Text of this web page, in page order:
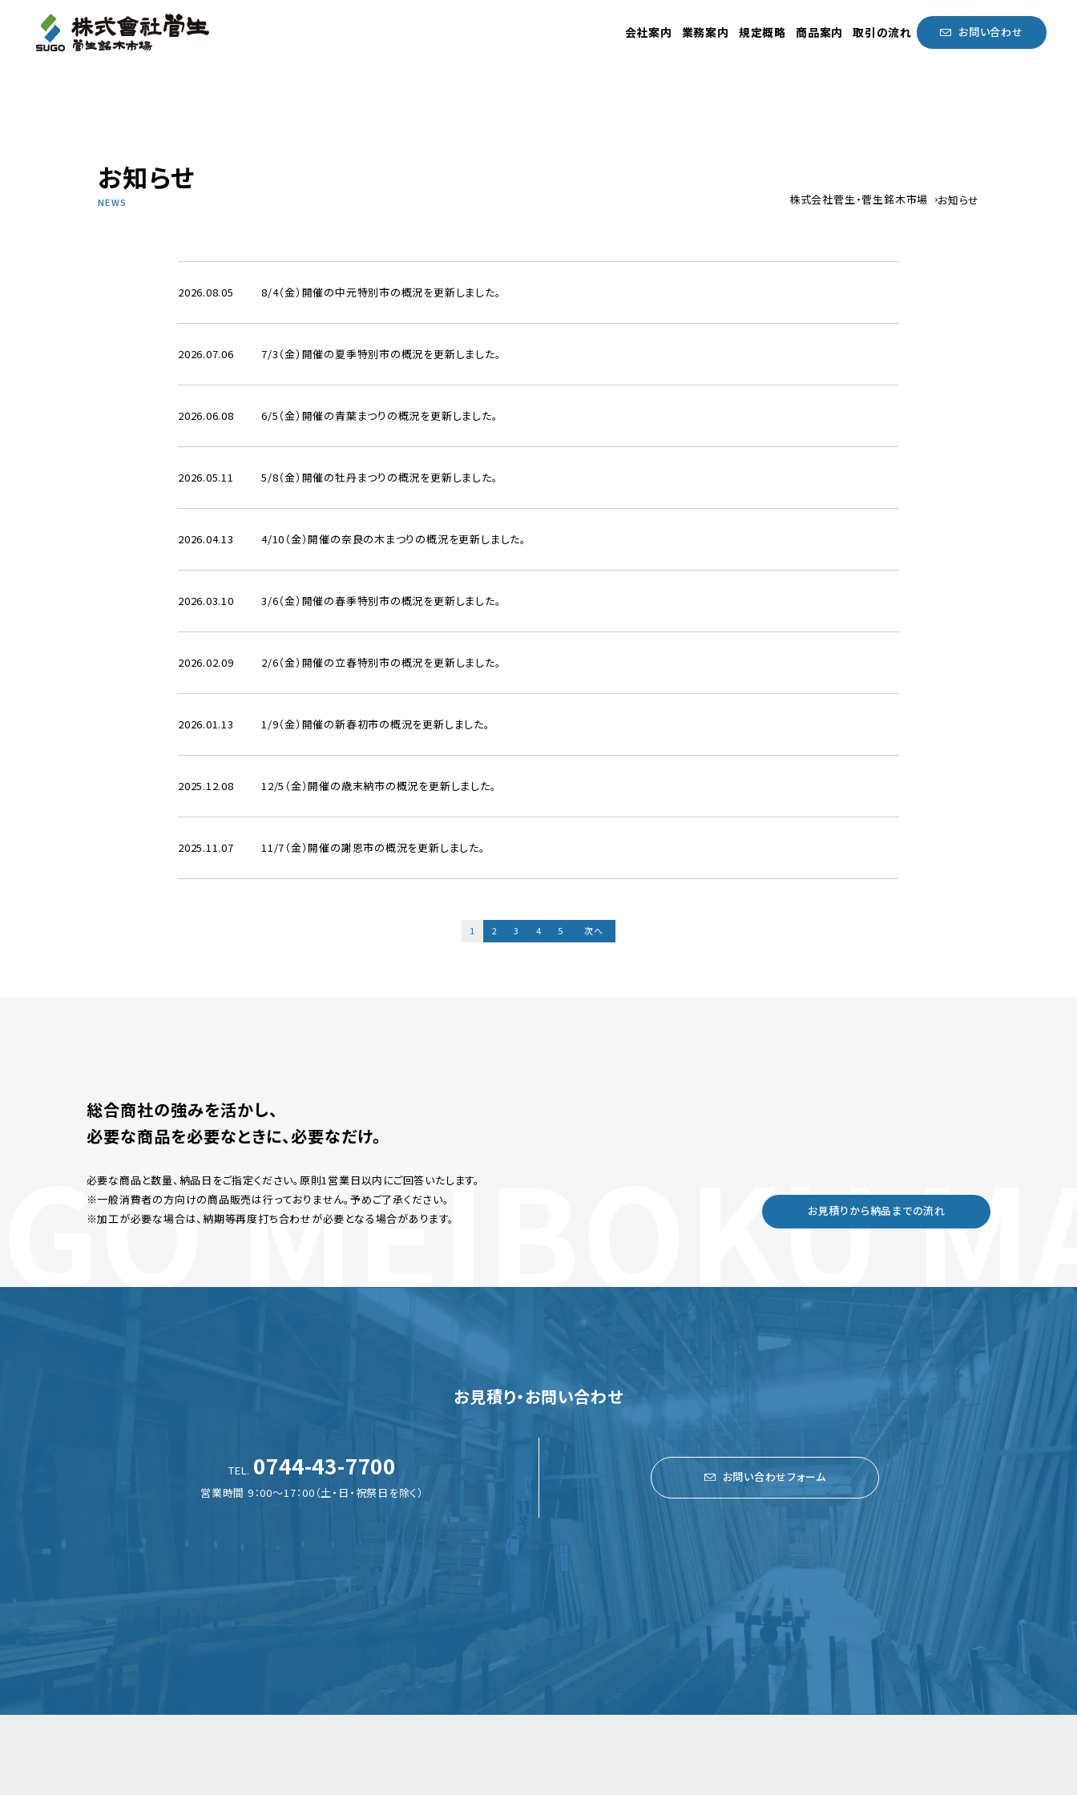
会社案内 業務案内 規定概略 商品案内 取引の流れ お問い合わせ
お知らせ
NEWS 株式会社菅生・菅生銘木市場 お知らせ
2026.08.05 8/4（金）開催の中元特別市の概況を更新しました。
2026.07.06 7/3（金）開催の夏季特別市の概況を更新しました。
2026.06.08 6/5（金）開催の青葉まつりの概況を更新しました。
2026.05.11 5/8（金）開催の牡丹まつりの概況を更新しました。
2026.04.13 4/10（金）開催の奈良の木まつりの概況を更新しました。
2026.03.10 3/6（金）開催の春季特別市の概況を更新しました。
2026.02.09 2/6（金）開催の立春特別市の概況を更新しました。
2026.01.13 1/9（金）開催の新春初市の概況を更新しました。
2025.12.08 12/5（金）開催の歳末納市の概況を更新しました。
2025.11.07 11/7（金）開催の謝恩市の概況を更新しました。
1 2 3 4 5 次へ
総合商社の強みを活かし、
必要な商品を必要なときに、必要なだけ。
必要な商品と数量、納品日をご指定ください。 原則1営業日以内にご回答いたします。
※一般消費者の方向けの商品販売は行っておりません。予めご了承ください。
※加工が必要な場合は、納期等再度打ち合わせが必要となる場合があります。
お見積りから納品までの流れ
MEIBOKU
お見積り・お問い合わせ
TEL. 0744-43-7700
営業時間 9：00～17：00 （土・日・祝祭日を除く）
お問い合わせフォーム